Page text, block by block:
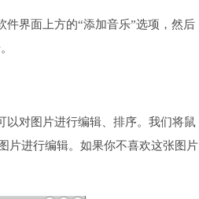
界面上方的“添加音乐”选项，然后
对图片进行编辑、排序。我们将鼠
片进行编辑。如果你不喜欢这张图片